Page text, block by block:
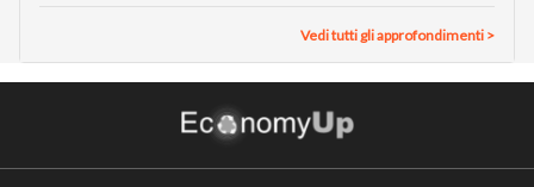
Vedi tutti gli approfondimenti >